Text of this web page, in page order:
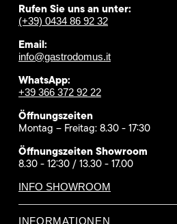
Rufen Sie uns an unter:
(+39) 0434 86 92 32
Email:
info@gastrodomus.it
WhatsApp:
+39 366 372 92 22
Öffnungszeiten
Montag – Freitag: 8.30 - 17:30
Öffnungszeiten Showroom
8.30 - 12:30 / 13.30 - 17.00
INFO SHOWROOM
INFORMATIONEN